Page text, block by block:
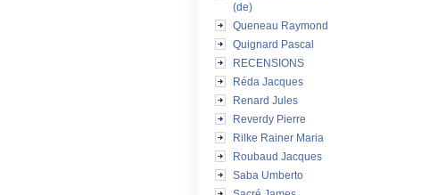
(de)
Queneau Raymond
Quignard Pascal
RECENSIONS
Réda Jacques
Renard Jules
Reverdy Pierre
Rilke Rainer Maria
Roubaud Jacques
Saba Umberto